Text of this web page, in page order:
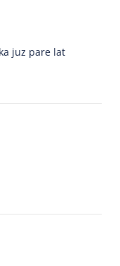
juz pare lat